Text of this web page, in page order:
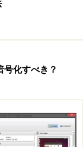
化すべき？